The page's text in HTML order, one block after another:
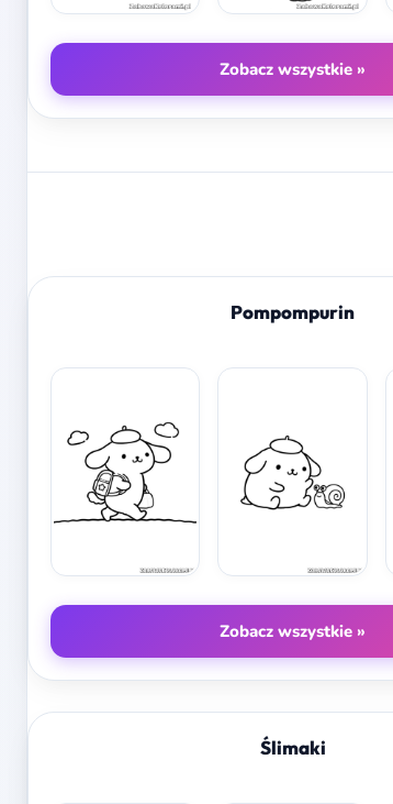
Zobacz wszystkie »
Pompompurin
Zobacz wszystkie »
Ślimaki